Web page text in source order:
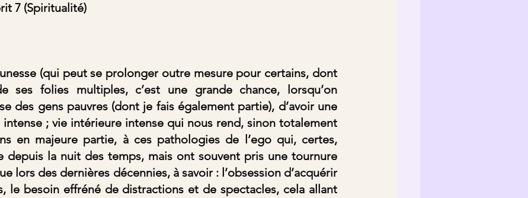
7 (Spiritualité)
(qui peut se prolonger outre mesure pour certains, dont
folies multiples, c’est une grande chance, lorsqu’on
des gens pauvres (dont je fais également partie), d’avoir une
intense ; vie intérieure intense qui nous rend, sinon totalement
en majeure partie, à ces pathologies de l’ego qui, certes,
depuis la nuit des temps, mais ont souvent pris une tournure
lors des dernières décennies, à savoir : l’obsession d’acquérir
le besoin effréné de distractions et de spectacles, cela allant